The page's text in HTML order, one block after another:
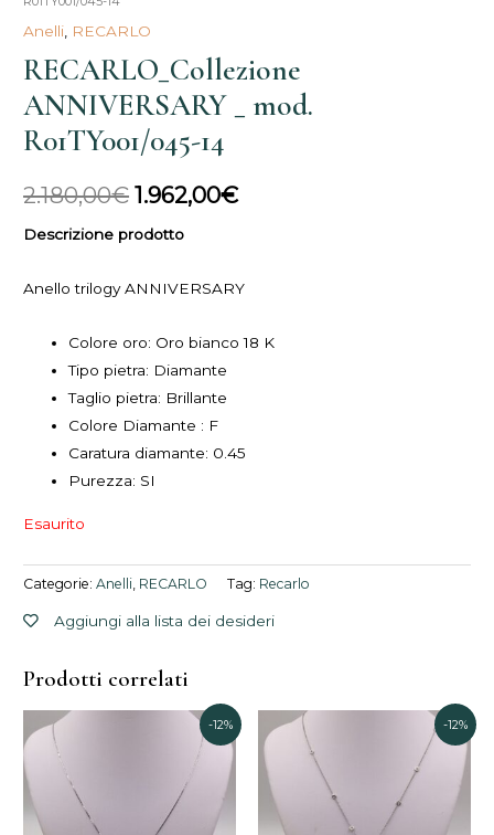
Anelli RECARLO
RECARLO_Collezione
ANNIVERSARY _ mod.
R01TY001/045-14
2.180,00€
prezzo
originale
era:
2.180,00€.
1.962,00€
attuale
è:
Descrizione prodotto
Anello trilogy ANNIVERSARY
Colore oro: Oro bianco 18 K
Tipo pietra: Diamante
Taglio pietra: Brillante
Colore Diamante : F
Caratura diamante: 0.45
Purezza: SI
Esaurito
Categorie:Anelli RECARLO Tag: Recarlo
Aggiungi alla lista dei desideri
Prodotti correlati
-12%
1.387,00€.
Il
prezzo
attuale
è:
1.220,00€.
-12%
originale
3.219,00€.
prezzo
attuale
2.830,00€.